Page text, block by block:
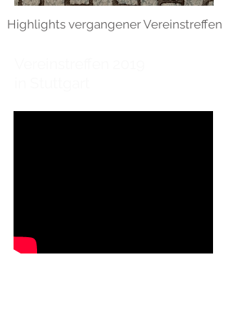
Pilgerreise
Highlights vergangener Vereinstreffen